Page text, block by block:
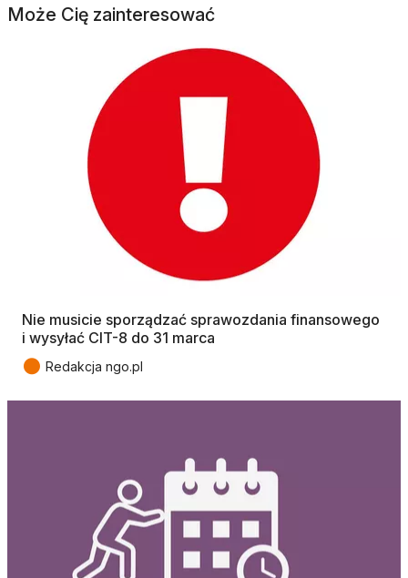
Może Cię zainteresować
Nie musicie sporządzać sprawozdania finansowego
i wysyłać CIT-8 do 31 marca
● Redakcja ngo.pl